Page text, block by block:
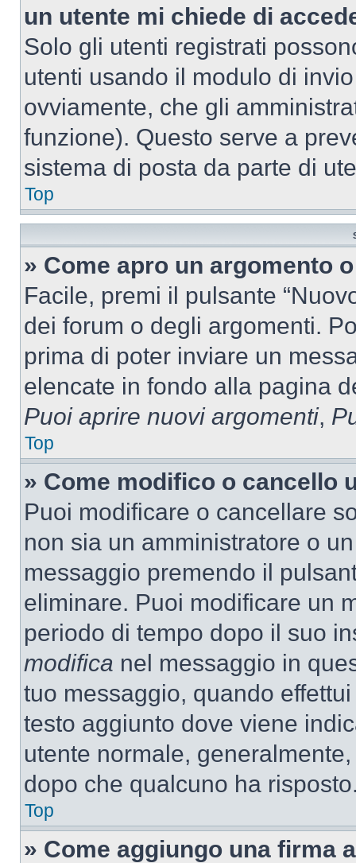
un utente mi chiede di
Solo gli utenti registrati
utenti usando il modulo di
ovviamente, che gli
funzione). Questo serve a
sistema di posta da parte di
Top
» Come apro un argomento
Facile, premi il pulsante
dei forum o degli argomenti.
prima di poter inviare un
elencate in fondo alla pagina
Puoi aprire nuovi argomenti,
Top
» Come modifico o cancello
Puoi modificare o cancellare
non sia un amministratore o
messaggio premendo il
eliminare. Puoi modificare un
periodo di tempo dopo il suo
modifica nel messaggio in
tuo messaggio, quando
testo aggiunto dove viene
utente normale,
dopo che qualcuno ha
Top
» Come aggiungo una firma